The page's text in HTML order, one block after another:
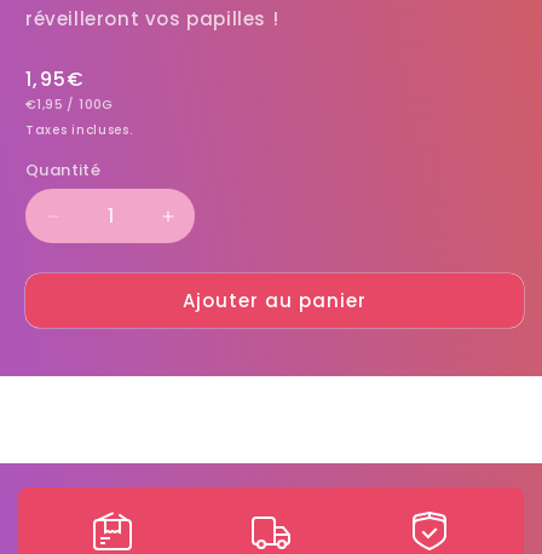
réveilleront vos papilles !
Prix
habituel
1,95€
PRIX
€1,95 / PAR
100G
Taxes incluses.
Quantité
Réduire
quantité
Langue
Augmenter
quantité
de
Langue
Ajouter au panier